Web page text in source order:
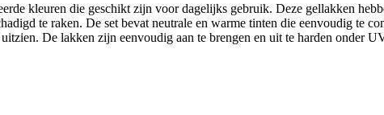
kleuren die geschikt zijn voor dagelijks gebruik. Deze gellakken
te raken. De set bevat neutrale en warme tinten die eenvoudig te
De lakken zijn eenvoudig aan te brengen en uit te harden onder